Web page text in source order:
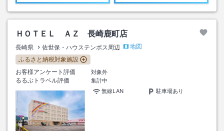
ＨＯＴＥＬ ＡＺ 長崎鹿町店
長崎県 佐世保・ハウステンボス周辺
地図
ふるさと納税対象施設
お客様アンケート評価
対象外
るるぶトラベル評価
集計中
無線LAN
駐車場あり